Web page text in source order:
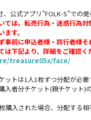
公式アプリ”FOLK-S”での発
ては、転売行為・迷惑行為
す。
事前に申込者様・同行者様
下記より、詳細をご確認く
treasure05x/face/
トは1人1枚ずつ分配が必要
者分チケット(親チケット)
入された場合、分配する相